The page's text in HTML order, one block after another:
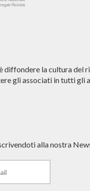
diffondere la cultura del
gli associati in tutti gli
alla nostra